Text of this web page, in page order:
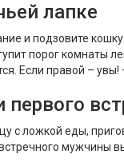
лапке
и подзовите кошку.
порог комнаты
Если правой – увы!
с ложкой еды,
мужчины